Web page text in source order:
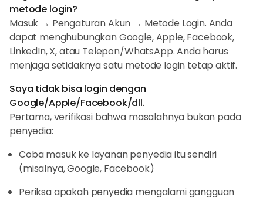
metode login?
Masuk → Pengaturan Akun → Metode Login. Anda
dapat menghubungkan Google, Apple, Facebook,
LinkedIn, X, atau Telepon/WhatsApp. Anda harus
menjaga setidaknya satu metode login tetap aktif.
Saya tidak bisa login dengan
Google/Apple/Facebook/dll.
Pertama, verifikasi bahwa masalahnya bukan pada
penyedia:
Coba masuk ke layanan penyedia itu sendiri
(misalnya, Google, Facebook)
Periksa apakah penyedia mengalami gangguan